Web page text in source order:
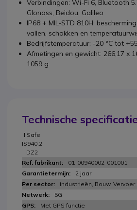
Verbindingen: Wi-Fi 6, Bluetooth
Glonass, Beidou, Galileo
IP68 + MIL-STD 810H:
vallen, schokken en
Bedrijfstemperatuur: -20 °C tot
Afmetingen en gewicht: 266,17 x
1059 g
Technische
I.Safe
IS940.2
DZ2
01-00940002-001001
2 jaar
industrieën, Bouw,
5G
Met GPS functie